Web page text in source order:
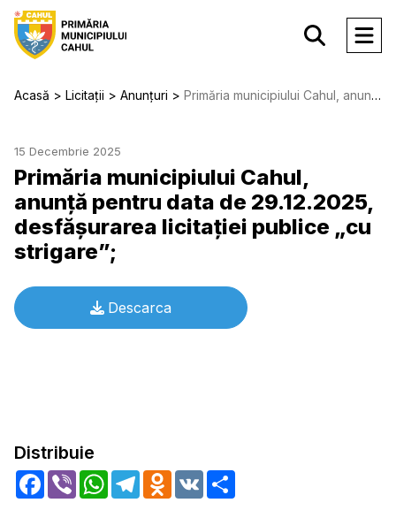
Acasă Licitații Anunțuri Primăria municipiului Cahul, anunță pentru data de 29.12.2025, desfăşurarea licitaţiei publice „cu strigare”;
15 Decembrie 2025
Primăria municipiului Cahul,
anunță pentru data de 29.12.2025,
desfăşurarea licitaţiei publice „cu
strigare”;
Descarca
Distribuie
Facebook
Viber WhatsApp
TelegramOdnoklassniki
VK